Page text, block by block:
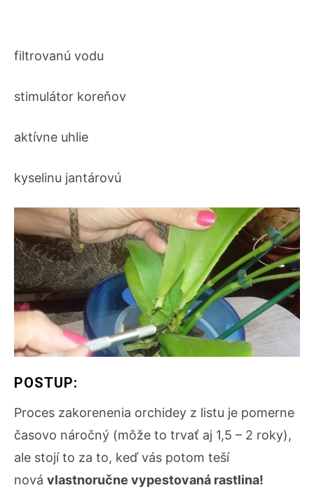
filtrovanú vodu
stimulátor koreňov
aktívne uhlie
kyselinu jantárovú
POSTUP:
Proces zakorenenia orchidey z listu je pomerne
časovo náročný (môže to trvať aj 1,5 – 2 roky),
ale stojí to za to, keď vás potom teší
nová vlastnoručne vypestovaná rastlina!